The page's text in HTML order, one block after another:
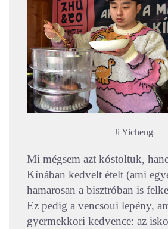
Ji Yicheng
Mi mégsem azt kóstoltuk,
Kínában kedvelt ételt (ami
hamarosan a bisztróban is
Ez pedig a vencsoui lepény,
gyermekkori kedvence: az